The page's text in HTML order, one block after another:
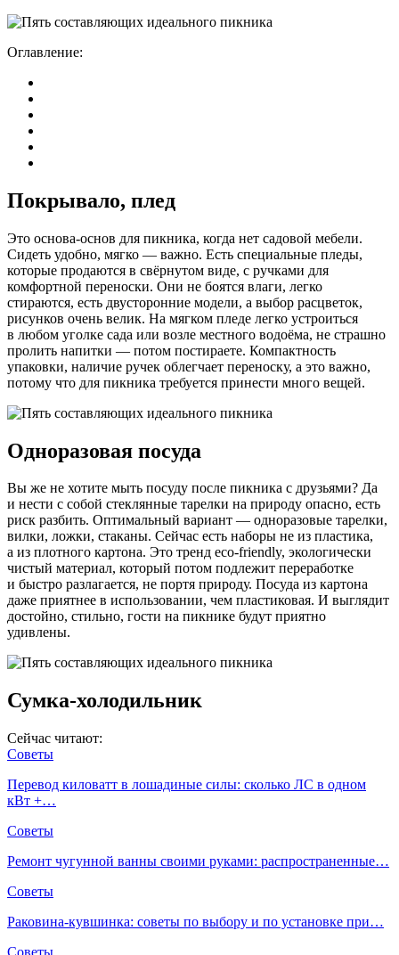
Оглавление:
Покрывало, плед
Это основа-основ для пикника, когда нет садовой мебели.
Сидеть удобно, мягко — важно. Есть специальные пледы,
которые продаются в свёрнутом виде, с ручками для
комфортной переноски. Они не боятся влаги, легко
стираются, есть двусторонние модели, а выбор расцветок,
рисунков очень велик. На мягком пледе легко устроиться
в любом уголке сада или возле местного водоёма, не страшно
пролить напитки — потом постираете. Компактность
упаковки, наличие ручек облегчает переноску, а это важно,
потому что для пикника требуется принести много вещей.
Одноразовая посуда
Вы же не хотите мыть посуду после пикника с друзьями? Да
и нести с собой стеклянные тарелки на природу опасно, есть
риск разбить. Оптимальный вариант — одноразовые тарелки,
вилки, ложки, стаканы. Сейчас есть наборы не из пластика,
а из плотного картона. Это тренд eco-friendly, экологически
чистый материал, который потом подлежит переработке
и быстро разлагается, не портя природу. Посуда из картона
даже приятнее в использовании, чем пластиковая. И выглядит
достойно, стильно, гости на пикнике будут приятно
удивлены.
Сумка-холодильник
Сейчас читают:
Советы
Перевод киловатт в лошадиные силы: сколько ЛС в одном
кВт +…
Советы
Ремонт чугунной ванны своими руками: распространенные…
Советы
Раковина-кувшинка: советы по выбору и по установке при…